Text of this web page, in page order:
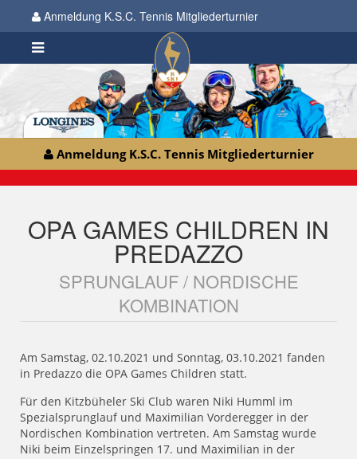
Anmeldung K.S.C. Tennis Mitgliederturnier
Anmeldung K.S.C. Tennis Mitgliederturnier
OPA GAMES CHILDREN IN
PREDAZZO
SPRUNGLAUF / NORDISCHE
KOMBINATION
Am Samstag, 02.10.2021 und Sonntag, 03.10.2021 fanden
in Predazzo die OPA Games Children statt.
Für den Kitzbüheler Ski Club waren Niki Humml im
Spezialsprunglauf und Maximilian Vorderegger in der
Nordischen Kombination vertreten. Am Samstag wurde
Niki beim Einzelspringen 17. und Maximilian in der